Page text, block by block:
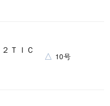
ＴＩＣ
△ 10号